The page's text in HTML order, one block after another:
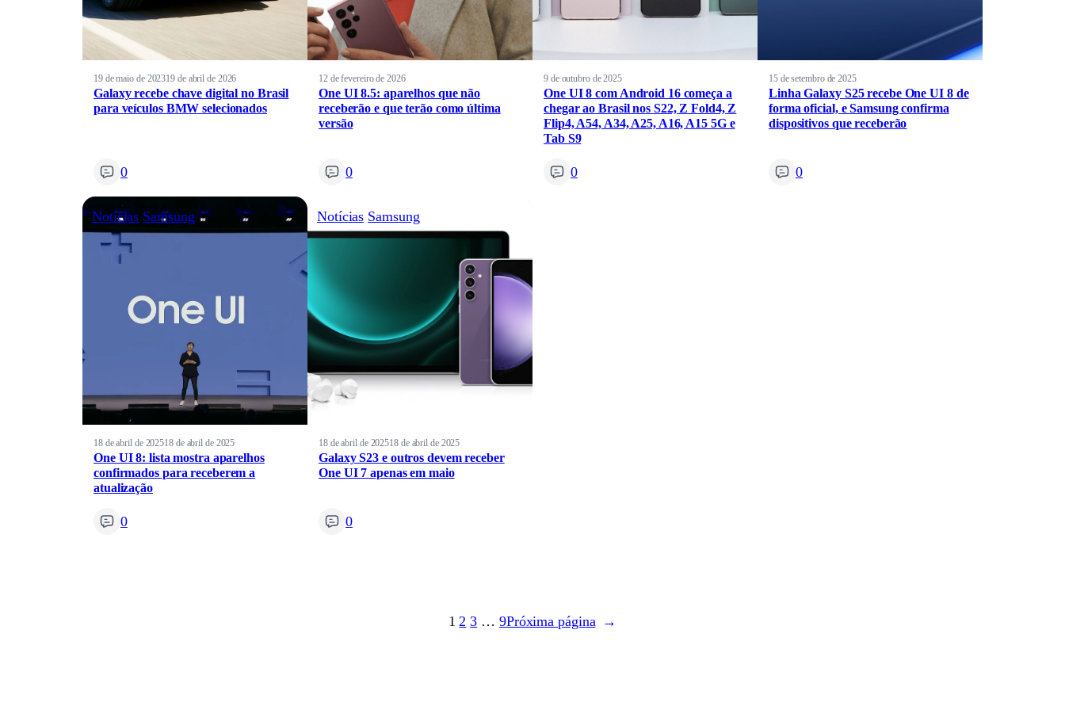
19 de maio de 202319 de abril de 2026
Galaxy recebe chave digital no Brasil
para veículos BMW selecionados
0
12 de fevereiro de 2026
One UI 8.5: aparelhos que não
receberão e que terão como última
versão
0
9 de outubro de 2025
One UI 8 com Android 16 começa a
chegar ao Brasil nos S22, Z Fold4, Z
Flip4, A54, A34, A25, A16, A15 5G e
Tab S9
0
15 de setembro de 2025
Linha Galaxy S25 recebe One UI 8 de
forma oficial, e Samsung confirma
dispositivos que receberão
0
Notícias Samsung
18 de abril de 202518 de abril de 2025
One UI 8: lista mostra aparelhos
confirmados para receberem a
atualização
0
Notícias Samsung
18 de abril de 202518 de abril de 2025
Galaxy S23 e outros devem receber
One UI 7 apenas em maio
0
1 2 3 … 9Próxima página →